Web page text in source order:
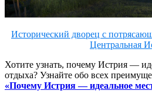
Исторический дворец с
Центральная
Хотите узнать, почему Истрия —
отдыха? Узнайте обо всех
«Почему Истрия — идеальное